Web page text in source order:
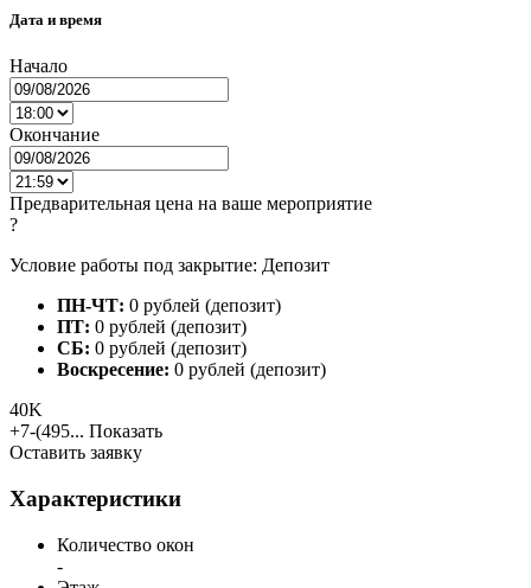
Дата и время
Начало
Окончание
Предварительная цена на ваше мероприятие
?
Условие работы под закрытие: Депозит
ПН-ЧТ: 0 рублей (депозит)
ПТ: 0 рублей (депозит)
СБ: 0 рублей (депозит)
Воскресение: 0 рублей (депозит)
40K
+7-(495... Показать
Оставить заявку
Характеристики
Количество окон
-